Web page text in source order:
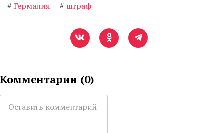
# Германия # штраф
Комментарии (0)